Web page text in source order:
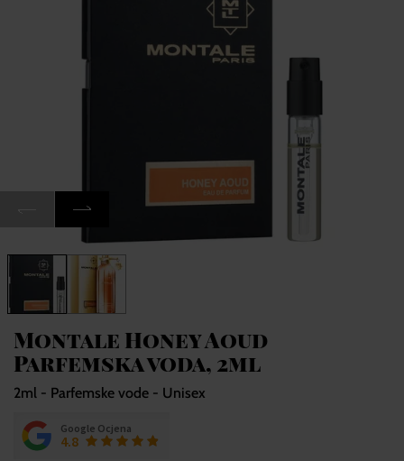
Montale Honey Aoud
Parfemska voda, 2ml
2ml - Parfemske vode - Unisex
Google Ocjena
4.8